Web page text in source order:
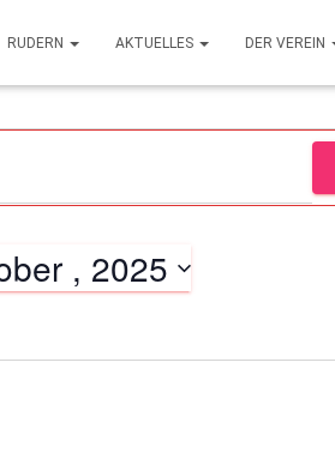
RUDERN AKTUELLES DER VEREIN
, 2025